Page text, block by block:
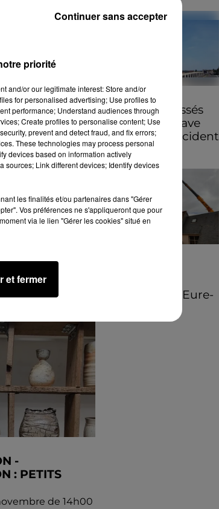
-
: PETITS
de 14h00
7 août 2026
Quatre blessés
dont un grave
dans un accident
sur l'A10
volante en Eure-
priorité
and/or our legitimate interest: Store and/or
for personalised advertising; Use profiles to
performance; Understand audiences through
Create profiles to personalise content; Use
prevent and detect fraud, and fix errors;
These technologies may process personal
devices based on information actively
sources; Link different devices; Identify devices
les finalités et/ou partenaires dans "Gérer
Vos préférences ne s'appliqueront que pour
via le lien "Gérer les cookies" situé en
et fermer
Continuer sans accepter